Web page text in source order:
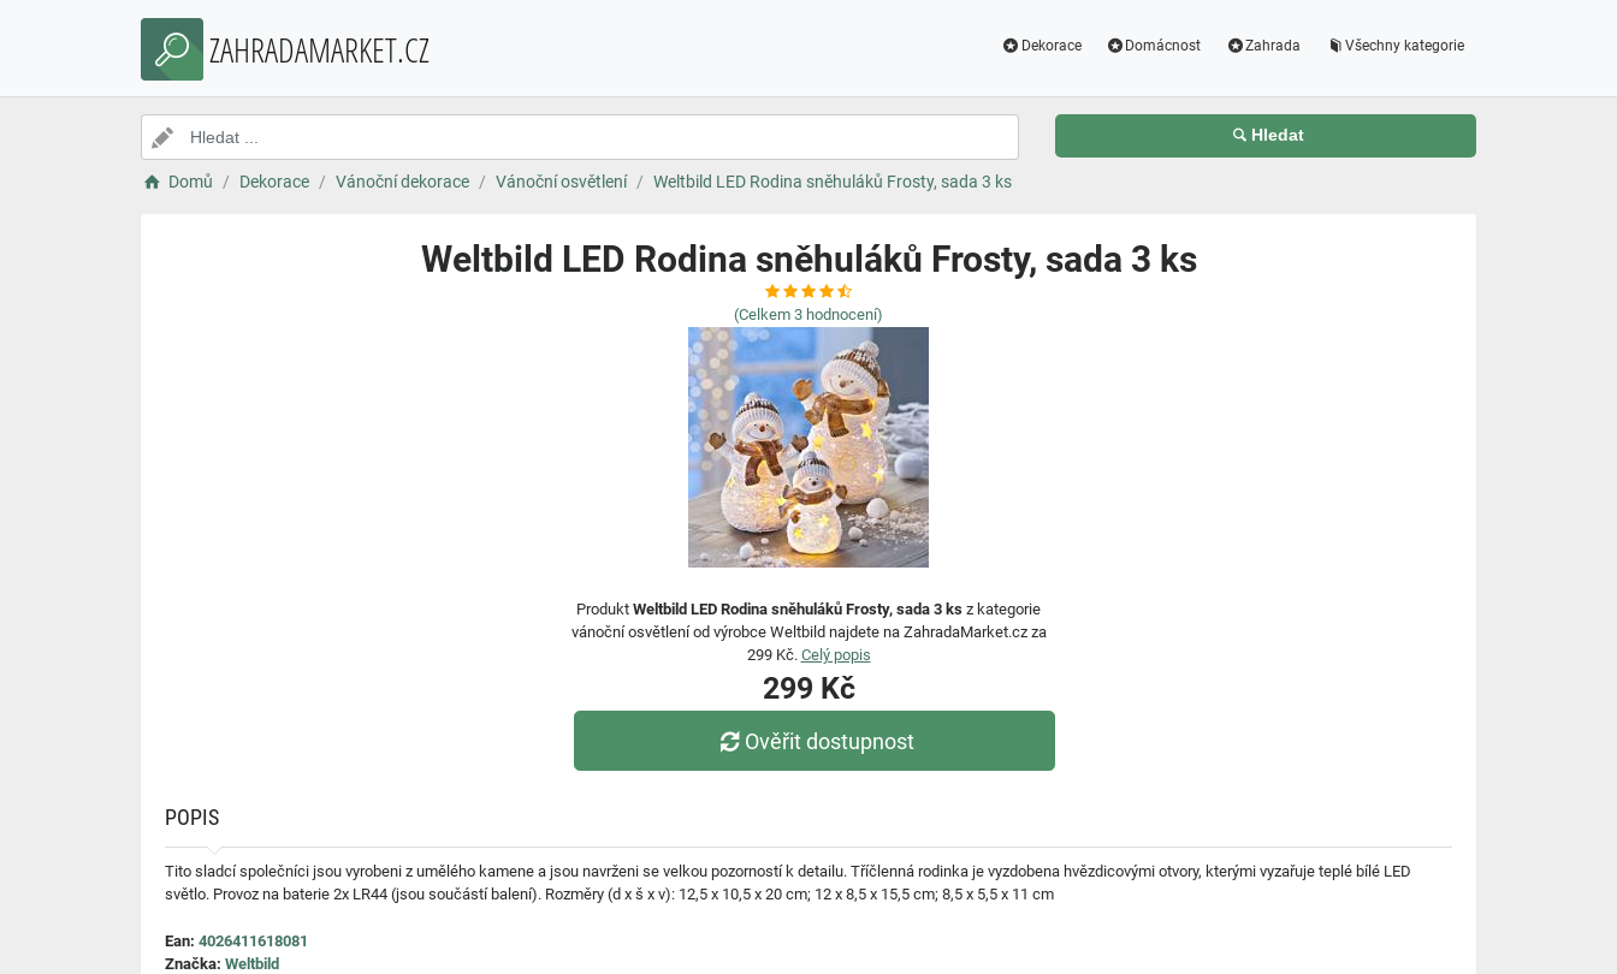
ZAHRADAMARKET.CZ Dekorace Domácnost Zahrada Všechny kategorie
Hledat
Domů Dekorace Vánoční dekorace Vánoční osvětlení Weltbild LED Rodina sněhuláků Frosty, sada 3 ks
Weltbild LED Rodina sněhuláků Frosty, sada 3 ks
(Celkem 3 hodnocení)
Produkt Weltbild LED Rodina sněhuláků Frosty, sada 3 ks z kategorie
vánoční osvětlení od výrobce Weltbild najdete na ZahradaMarket.cz za
299 Kč. Celý popis
299 Kč
Ověřit dostupnost
POPIS
Tito sladcí společníci jsou vyrobeni z umělého kamene a jsou navrženi se velkou pozorností k detailu. Tříčlenná rodinka je vyzdobena hvězdicovými otvory, kterými vyzařuje teplé bílé LED
světlo. Provoz na baterie 2x LR44 (jsou součástí balení). Rozměry (d x š x v): 12,5 x 10,5 x 20 cm; 12 x 8,5 x 15,5 cm; 8,5 x 5,5 x 11 cm
Ean: 4026411618081
Značka: Weltbild